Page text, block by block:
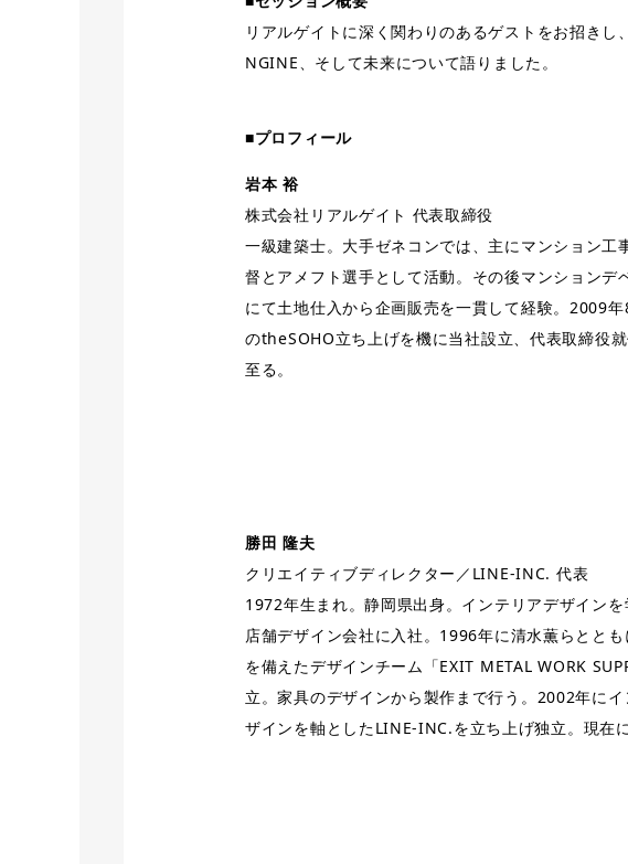
リアルゲイトに深く関わりのあるゲストをお招き
NGINE、そして未来について語りました。
■プロフィール
岩本 裕
株式会社リアルゲイト 代表取締役
一級建築士。大手ゼネコンでは、主にマンション工
督とアメフト選手として活動。その後マンションデ
にて土地仕入から企画販売を一貫して経験。2009
のtheSOHO立ち上げを機に当社設立、代表取締役
至る。
勝田 隆夫
クリエイティブディレクター／LINE-INC. 代表
1972年生まれ。静岡県出身。インテリアデザインを
店舗デザイン会社に入社。1996年に清水薫らとと
を備えたデザインチーム「EXIT METAL WORK
立。家具のデザインから製作まで行う。2002年に
ザインを軸としたLINE-INC.を立ち上げ独立。現在に